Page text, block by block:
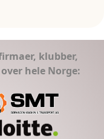
klubber,
hele Norge: